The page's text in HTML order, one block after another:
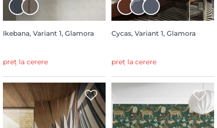
Ikebana, Variant 1, Glamora
preț la cerere
Cycas, Variant 1, Glamora
preț la cerere